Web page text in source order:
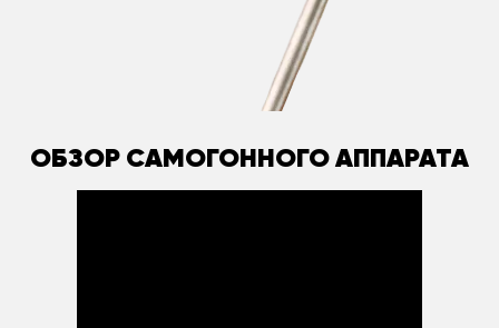
ОБЗОР САМОГОННОГО АППАРАТА